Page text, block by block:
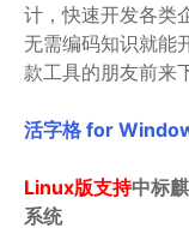
计，快速开发各类
无需编码知识就能
款工具的朋友前来
活字格 for
Linux版支持中标
系统